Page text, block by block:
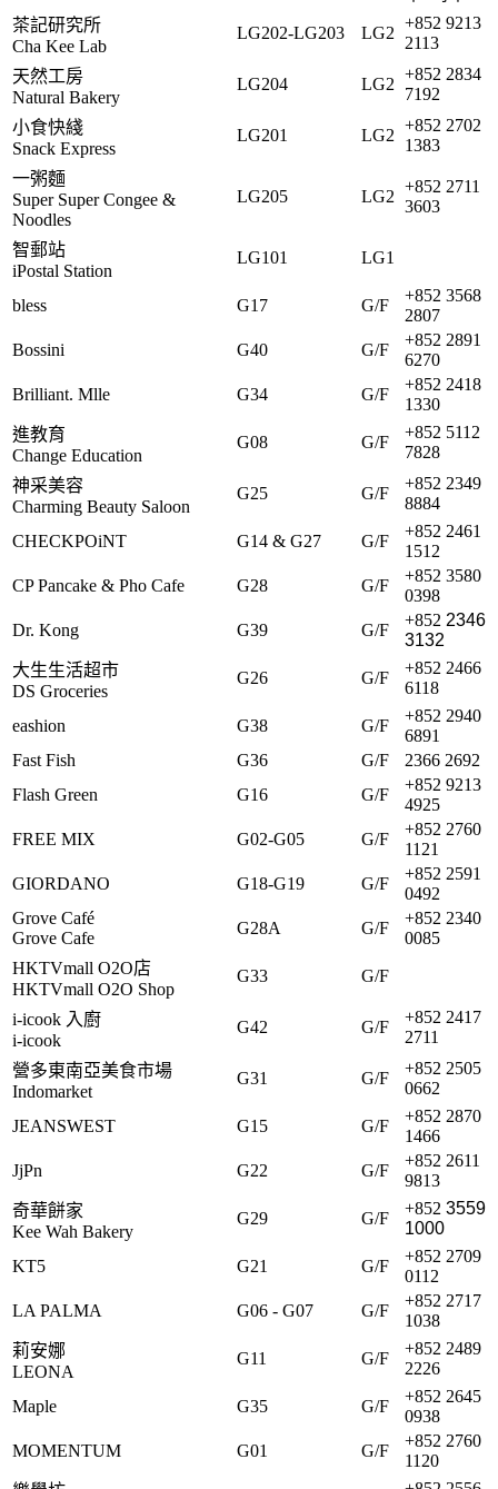
茶記研究所
Cha Kee Lab
LG202-LG203 LG2
+852 9213
2113
天然工房
Natural Bakery
LG204 LG2
+852 2834
7192
小食快綫
Snack Express
LG201 LG2
+852 2702
1383
一粥麵
Super Super Congee &
Noodles
LG205 LG2
+852 2711
3603
智郵站
iPostal Station
LG101 LG1
bless G17 G/F
+852 3568
2807
Bossini
G40 G/F
+852 2891
6270
Brilliant. Mlle
G34 G/F
+852 2418
1330
進教育
Change Education
G08 G/F
+852 5112
7828
神采美容
Charming Beauty Saloon
G25 G/F
+852 2349
8884
CHECKPOiNT
G14 & G27 G/F
+852 2461
1512
CP Pancake & Pho Cafe
G28 G/F
+852 3580
0398
Dr. Kong
G39 G/F
+852 2346
3132
大生生活超市
DS Groceries
G26 G/F
+852 2466
6118
eashion
G38 G/F
+852 2940
6891
Fast Fish
G36 G/F
2366 2692
Flash Green
G16 G/F
+852 9213
4925
FREE MIX
G02-G05 G/F
+852 2760
1121
GIORDANO
G18-G19 G/F
+852 2591
0492
Grove Café
Grove Cafe
G28A G/F
+852 2340
0085
HKTVmall O2O店
HKTVmall O2O Shop
G33 G/F
i-icook 入廚
i-icook
G42 G/F
+852 2417
2711
營多東南亞美食市場
Indomarket
G31 G/F
+852 2505
0662
JEANSWEST
G15 G/F
+852 2870
1466
JjPn
G22 G/F
+852 2611
9813
奇華餅家
Kee Wah Bakery
G29 G/F
+852 3559
1000
KT5
G21 G/F
+852 2709
0112
LA PALMA
G06 - G07 G/F
+852 2717
1038
莉安娜
LEONA
G11 G/F
+852 2489
2226
Maple
G35 G/F
+852 2645
0938
MOMENTUM
G01 G/F
+852 2760
1120